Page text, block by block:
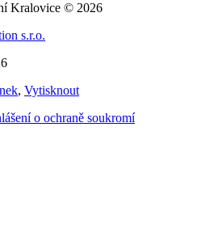
Kralovice © 2026
s.r.o.
, Vytisknout
o ochraně soukromí